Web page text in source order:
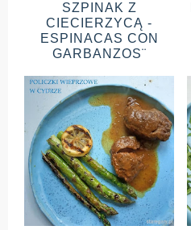
SZPINAK Z
CIECIERZYCĄ -
ESPINACAS CON
GARBANZOS¨